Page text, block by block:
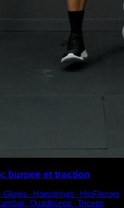
burpee et traction
Glutes ∙ Hamstrings ∙ HipFlexors
∙ Quadriceps ∙ Triceps